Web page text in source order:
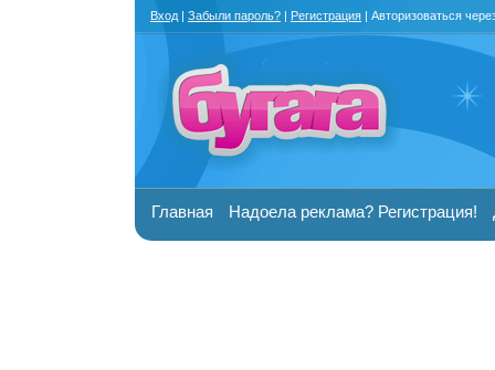
Вход | Забыли пароль? | Регистрация | Авторизоваться
Главная Надоела реклама? Регистрация!